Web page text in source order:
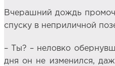
Вчерашний дождь
спуску в неприличной
– Ты? – неловко
дня он не изменился,